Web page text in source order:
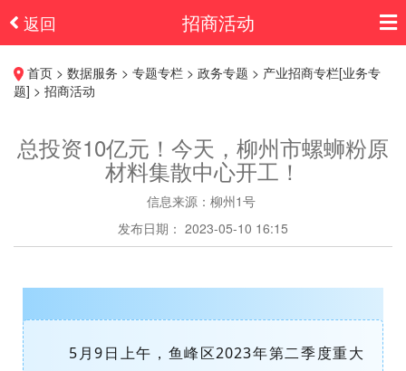
返回 招商活动
首页 > 数据服务 > 专题专栏 > 政务专题 > 产业招商专栏[业务专
题] > 招商活动
总投资10亿元！今天，柳州市螺蛳粉原
材料集散中心开工！
信息来源：柳州1号
发布日期： 2023-05-10 16:15
5月9日上午，鱼峰区2023年第二季度重大